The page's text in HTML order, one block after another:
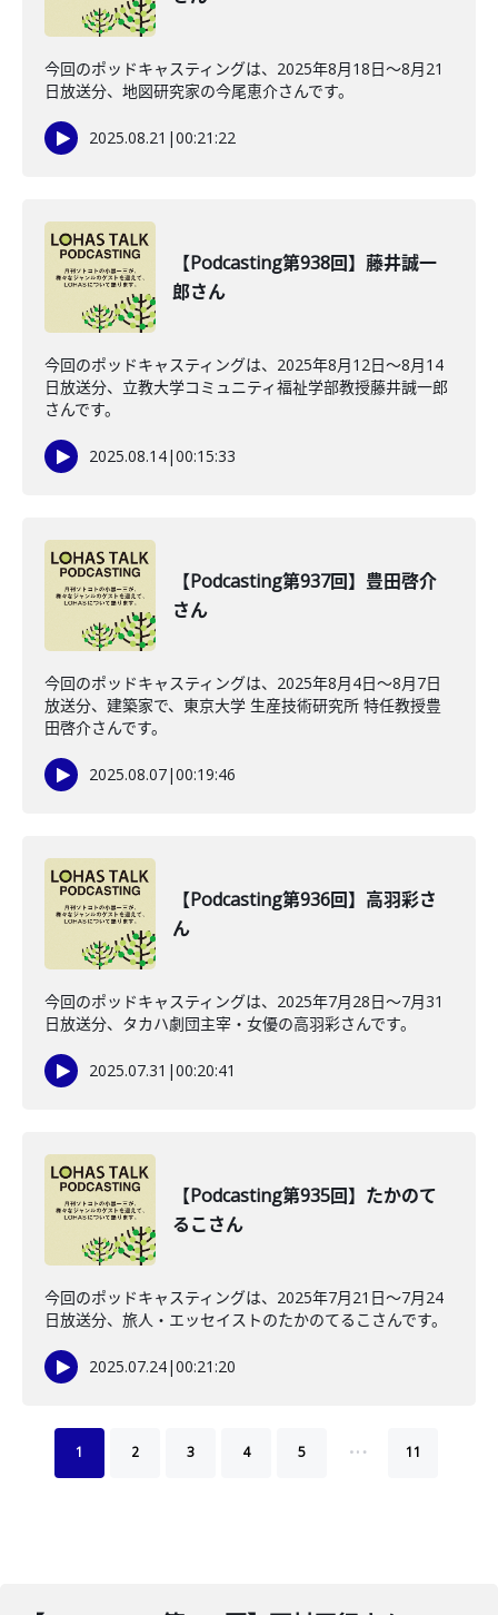
今回のポッドキャスティングは、2025年8月18日〜8月21
日放送分、地図研究家の今尾恵介さんです。
2025.08.21 |00:21:22
【Podcasting第938回】藤井誠一
郎さん
今回のポッドキャスティングは、2025年8月12日〜8月14
日放送分、立教大学コミュニティ福祉学部教授藤井誠一郎
さんです。
2025.08.14|00:15:33
【Podcasting第937回】豊田啓介
さん
今回のポッドキャスティングは、2025年8月4日〜8月7日
放送分、建築家で、東京大学 生産技術研究所 特任教授豊
田啓介さんです。
2025.08.07|00:19:46
【Podcasting第936回】高羽彩さ
ん
今回のポッドキャスティングは、2025年7月28日〜7月31
日放送分、タカハ劇団主宰・女優の高羽彩さんです。
2025.07.31 |00:20:41
【Podcasting第935回】たかのて
るこさん
今回のポッドキャスティングは、2025年7月21日〜7月24
日放送分、旅人・エッセイストのたかのてるこさんです。
2025.07.24|00:21:20
1 2 3 4 5 … 11